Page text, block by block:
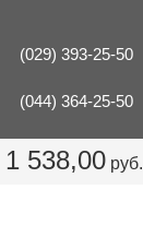
1 538,00 руб.
(029) 393-25-50
(044) 364-25-50